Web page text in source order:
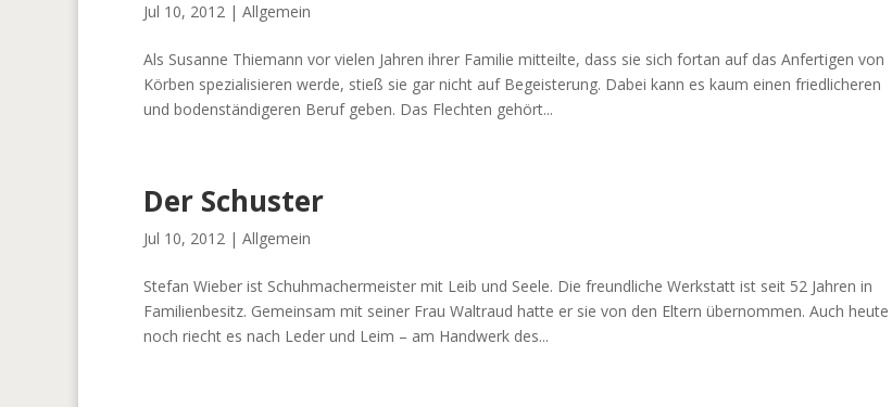
Jul 10, 2012 | Allgemein
Als Susanne Thiemann vor vielen Jahren ihrer Familie mitteilte, dass sie sich fortan auf das Anfertigen von
Körben spezialisieren werde, stieß sie gar nicht auf Begeisterung. Dabei kann es kaum einen friedlicheren
und bodenständigeren Beruf geben. Das Flechten gehört...
Der Schuster
Jul 10, 2012 | Allgemein
Stefan Wieber ist Schuhmachermeister mit Leib und Seele. Die freundliche Werkstatt ist seit 52 Jahren in
Familienbesitz. Gemeinsam mit seiner Frau Waltraud hatte er sie von den Eltern übernommen. Auch heute
noch riecht es nach Leder und Leim – am Handwerk des...